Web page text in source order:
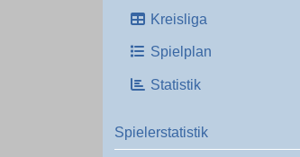
Kreisliga
Spielplan
Statistik
Spielerstatistik